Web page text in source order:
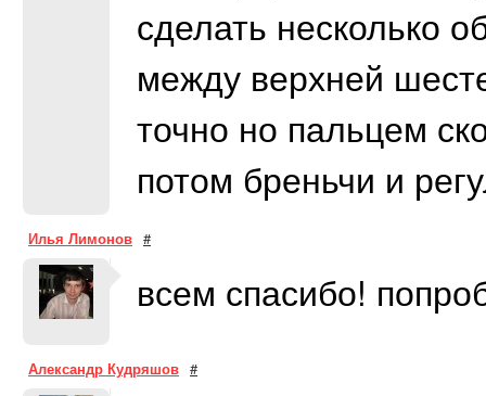
сделать несколько
между верхней
точно но пальцем
потом бреньчи и
Илья Лимонов #
всем спасибо!
Александр Кудряшов #